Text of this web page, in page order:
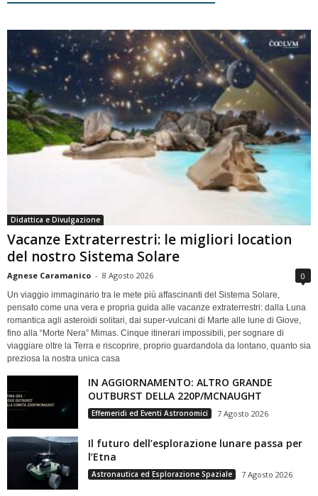
Didattica e Divulgazione
Vacanze Extraterrestri: le migliori location
del nostro Sistema Solare
Agnese Caramanico - 8 Agosto 2026 0
Un viaggio immaginario tra le mete più affascinanti del Sistema Solare,
pensato come una vera e propria guida alle vacanze extraterrestri: dalla Luna
romantica agli asteroidi solitari, dai super-vulcani di Marte alle lune di Giove,
fino alla “Morte Nera” Mimas. Cinque itinerari impossibili, per sognare di
viaggiare oltre la Terra e riscoprire, proprio guardandola da lontano, quanto sia
preziosa la nostra unica casa
IN AGGIORNAMENTO: ALTRO GRANDE
OUTBURST DELLA 220P/MCNAUGHT
Effemeridi ed Eventi Astronomici 7 Agosto 2026
Il futuro dell’esplorazione lunare passa per
l’Etna
Astronautica ed Esplorazione Spaziale 7 Agosto 2026